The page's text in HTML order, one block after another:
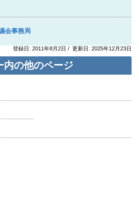
会事務局
登録日: 2011年8月2日 / 更新日: 2025年12月23日
内の他のページ